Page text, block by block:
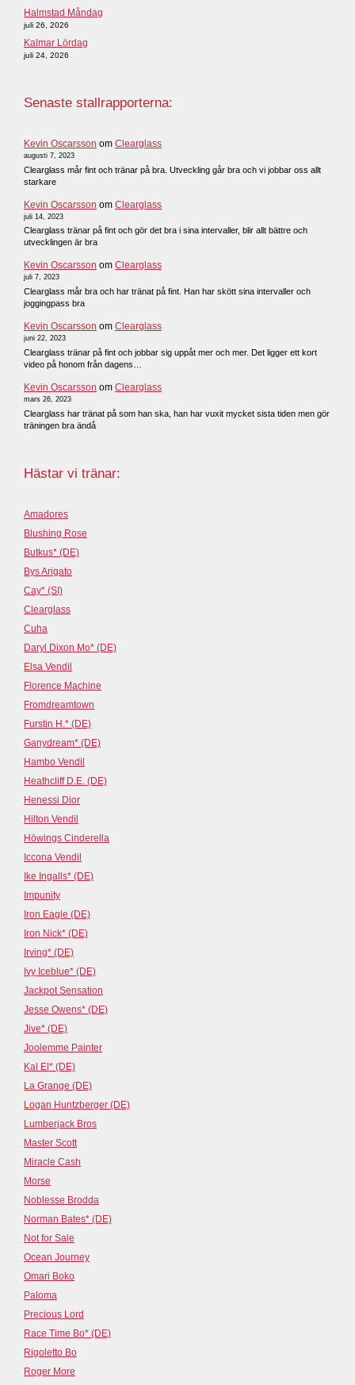
Halmstad Måndag
juli 26, 2026
Kalmar Lördag
juli 24, 2026
Senaste stallrapporterna:
Kevin Oscarsson om Clearglass
augusti 7, 2023
Clearglass mår fint och tränar på bra. Utveckling går bra och vi jobbar oss allt
starkare
Kevin Oscarsson om Clearglass
juli 14, 2023
Clearglass tränar på fint och gör det bra i sina intervaller, blir allt bättre och
utvecklingen är bra
Kevin Oscarsson om Clearglass
juli 7, 2023
Clearglass mår bra och har tränat på fint. Han har skött sina intervaller och
joggingpass bra
Kevin Oscarsson om Clearglass
juni 22, 2023
Clearglass tränar på fint och jobbar sig uppåt mer och mer. Det ligger ett kort
video på honom från dagens…
Kevin Oscarsson om Clearglass
mars 26, 2023
Clearglass har tränat på som han ska, han har vuxit mycket sista tiden men gör
träningen bra ändå
Hästar vi tränar:
Amadores
Blushing Rose
Butkus* (DE)
Bys Arigato
Cay* (SI)
Clearglass
Cuha
Daryl Dixon Mo* (DE)
Elsa Vendil
Florence Machine
Fromdreamtown
Furstin H.* (DE)
Ganydream* (DE)
Hambo Vendil
Heathcliff D.E. (DE)
Henessi Dior
Hilton Vendil
Höwings Cinderella
Iccona Vendil
Ike Ingalls* (DE)
Impunity
Iron Eagle (DE)
Iron Nick* (DE)
Irving* (DE)
Ivy Iceblue* (DE)
Jackpot Sensation
Jesse Owens* (DE)
Jive* (DE)
Joolemme Painter
Kal El* (DE)
La Grange (DE)
Logan Huntzberger (DE)
Lumberjack Bros
Master Scott
Miracle Cash
Morse
Noblesse Brodda
Norman Bates* (DE)
Not for Sale
Ocean Journey
Omari Boko
Paloma
Precious Lord
Race Time Bo* (DE)
Rigoletto Bo
Roger More